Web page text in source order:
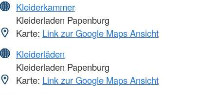
Kleiderkammer
Kleiderladen Papenburg
Karte: Link zur Google Maps Ansicht
Kleiderläden
Kleiderladen Papenburg
Karte: Link zur Google Maps Ansicht